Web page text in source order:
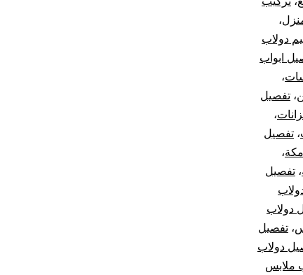
،
دولاب
ابواب
،
، تفصيل
،
، تفصيل
،
، تفصيل
دولاب
، تفصيل
دولاب
ملابس